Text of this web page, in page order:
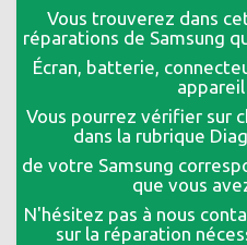
Vous trouverez dans
réparations de Samsung
Écran, batterie,
appareil
Vous pourrez vérifier sur
dans la rubrique
de votre Samsung
que vous
N'hésitez pas à nous
sur la réparation